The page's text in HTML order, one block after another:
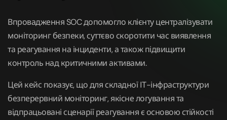
Впровадження SOC допомогло клієнту централізувати
моніторинг безпеки, суттєво скоротити час виявлення
та реагування на інциденти, а також підвищити
контроль над критичними активами.
Цей кейс показує, що для складної ІТ-інфраструктури
безперервний моніторинг, якісне логування та
відпрацьовані сценарії реагування є основою стійкості